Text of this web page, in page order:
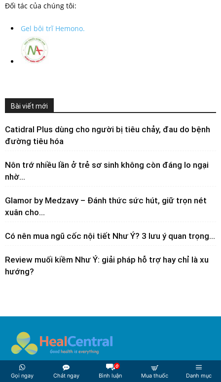
Đối tác của chúng tôi:
Gel bôi trĩ Hemono.
Bài viết mới
Catidral Plus dùng cho người bị tiêu chảy, đau do bệnh
đường tiêu hóa
Nôn trớ nhiều lần ở trẻ sơ sinh không còn đáng lo ngại
nhờ...
Glamor by Medzavy – Đánh thức sức hút, giữ trọn nét
xuân cho...
Có nên mua ngũ cốc nội tiết Như Ý? 3 lưu ý quan trọng...
Review muối kiềm Như Ý: giải pháp hỗ trợ hay chỉ là xu
hướng?
Thành lập với sứ mệnh đưa thông tin y dược đến gần mọi
Gọi ngay Chát ngay
0
Bình luận Mua thuốc Danh mục